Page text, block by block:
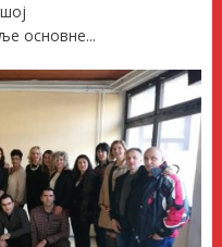
основне...